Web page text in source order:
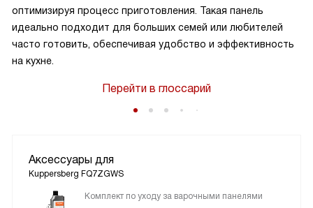
оптимизируя процесс приготовления. Такая панель
идеально подходит для больших семей или любителей
часто готовить, обеспечивая удобство и эффективность
на кухне.
Перейти в глоссарий
Аксессуары для
Kuppersberg FQ7ZGWS
Комплект по уходу за варочными панелями